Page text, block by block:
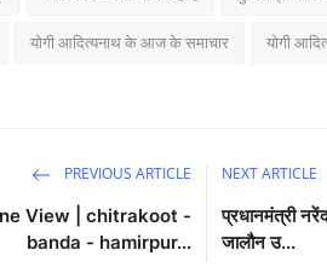
योगी आदित्यनाथ के आज के समाचार योगी
PREVIOUS ARTICLE
View | chitrakoot -
banda - hamirpur...
NEXT ARTICLE
प्रधानमंत्री
जालौन उ...